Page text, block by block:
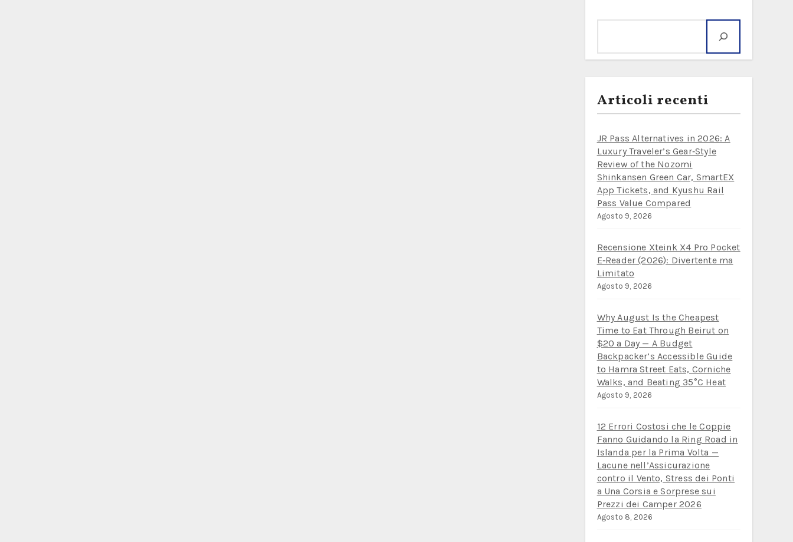
Articoli recenti
JR Pass Alternatives in 2026: A
Luxury Traveler’s Gear‑Style
Review of the Nozomi
Shinkansen Green Car, SmartEX
App Tickets, and Kyushu Rail
Pass Value Compared
Agosto 9, 2026
Recensione Xteink X4 Pro Pocket
E‑Reader (2026): Divertente ma
Limitato
Agosto 9, 2026
Why August Is the Cheapest
Time to Eat Through Beirut on
$20 a Day — A Budget
Backpacker’s Accessible Guide
to Hamra Street Eats, Corniche
Walks, and Beating 35°C Heat
Agosto 9, 2026
12 Errori Costosi che le Coppie
Fanno Guidando la Ring Road in
Islanda per la Prima Volta —
Lacune nell’Assicurazione
contro il Vento, Stress dei Ponti
a Una Corsia e Sorprese sui
Prezzi dei Camper 2026
Agosto 8, 2026